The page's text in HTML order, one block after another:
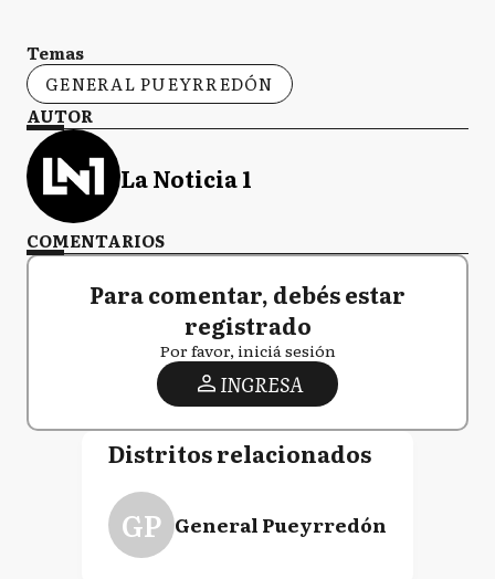
Temas
GENERAL PUEYRREDÓN
AUTOR
La Noticia 1
COMENTARIOS
Para comentar, debés estar
registrado
Por favor, iniciá sesión
INGRESA
Distritos relacionados
GP General Pueyrredón